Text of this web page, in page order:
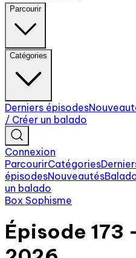
Parcourir
Catégories
Derniers épisodes
/ Créer un balado
Connexion
ParcourirCatégories
épisodesNouveautés
un balado
Box Sophisme
Épisode 173